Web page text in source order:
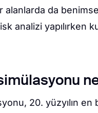
alanlarda da
analizi yapılırken
20. yüzyılın